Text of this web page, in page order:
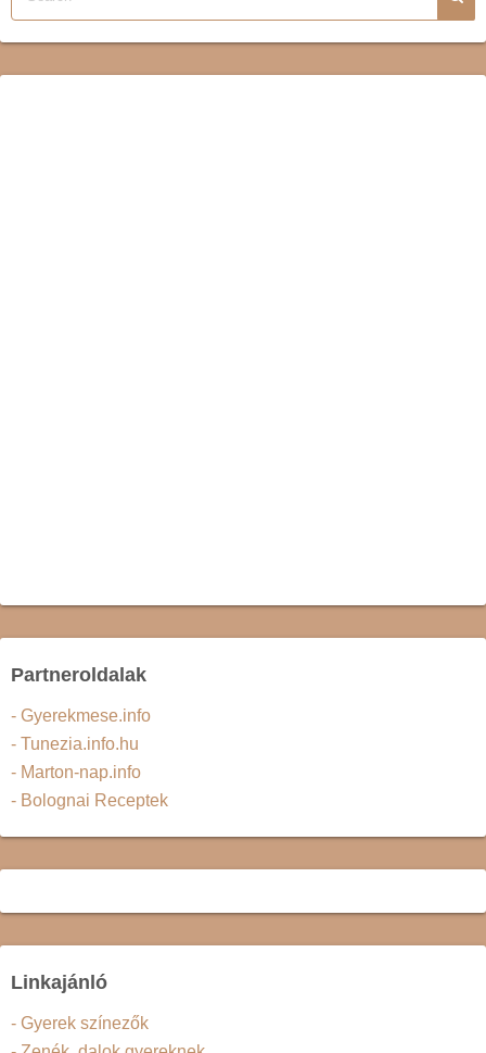
Partneroldalak
- Gyerekmese.info
- Tunezia.info.hu
- Marton-nap.info
- Bolognai Receptek
Linkajánló
- Gyerek színezők